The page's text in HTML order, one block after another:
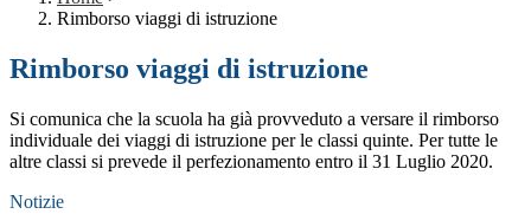
Rimborso viaggi di istruzione
Rimborso viaggi di istruzione
Si comunica che la scuola ha già provveduto a versare il rimborso
individuale dei viaggi di istruzione per le classi quinte. Per tutte le
altre classi si prevede il perfezionamento entro il 31 Luglio 2020.
Notizie